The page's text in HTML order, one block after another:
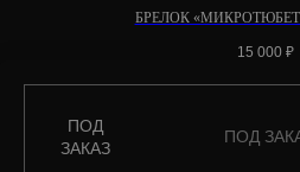
БРЕЛОК
15 000 ₽